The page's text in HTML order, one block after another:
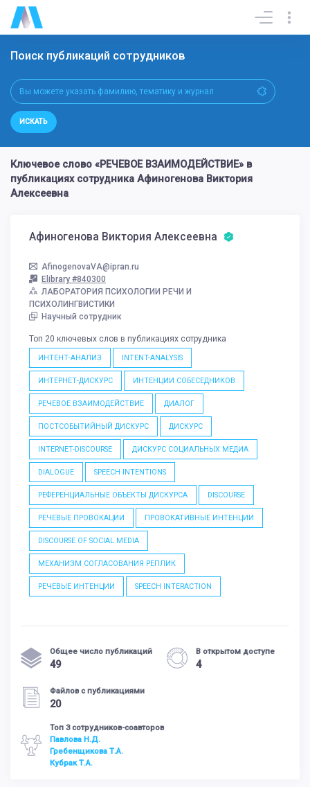
Поиск публикаций сотрудников
ИСКАТЬ
Ключевое слово «РЕЧЕВОЕ ВЗАИМОДЕЙСТВИЕ» в
публикациях сотрудника Афиногенова Виктория
Алексеевна
Афиногенова Виктория Алексеевна
AfinogenovaVA@ipran.ru
Elibrary #840300
ЛАБОРАТОРИЯ ПСИХОЛОГИИ РЕЧИ И
ПСИХОЛИНГВИСТИКИ
Научный сотрудник
Топ 20 ключевых слов в публикациях сотрудника
ИНТЕНТ-АНАЛИЗ INTENT-ANALYSIS
ИНТЕРНЕТ-ДИСКУРС ИНТЕНЦИИ СОБЕСЕДНИКОВ
РЕЧЕВОЕ ВЗАИМОДЕЙСТВИЕ ДИАЛОГ
ПОСТСОБЫТИЙНЫЙ ДИСКУРС ДИСКУРС
INTERNET-DISCOURSE ДИСКУРС СОЦИАЛЬНЫХ МЕДИА
DIALOGUE SPEECH INTENTIONS
РЕФЕРЕНЦИАЛЬНЫЕ ОБЪЕКТЫ ДИСКУРСА DISCOURSE
РЕЧЕВЫЕ ПРОВОКАЦИИ ПРОВОКАТИВНЫЕ ИНТЕНЦИИ
DISCOURSE OF SOCIAL MEDIA
МЕХАНИЗМ СОГЛАСОВАНИЯ РЕПЛИК
РЕЧЕВЫЕ ИНТЕНЦИИ SPEECH INTERACTION
Общее число публикаций
49
В открытом доступе
4
Файлов с публикациями
20
Топ 3 сотрудников-соавторов
Павлова Н.Д.
Гребенщикова Т.А.
Кубрак Т.А.